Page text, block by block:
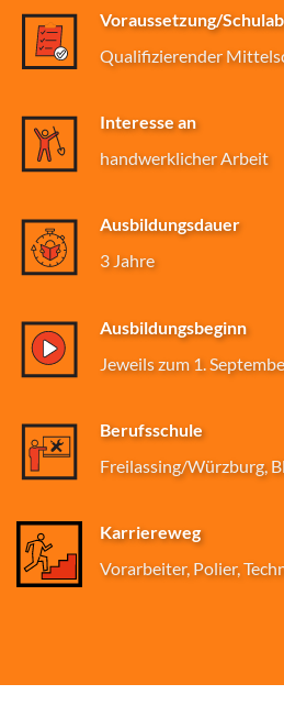
Voraussetzung/
Qualifizierender
Interesse an
handwerklicher Arbeit
Ausbildungsdauer
3 Jahre
Ausbildungsbeginn
Jeweils zum 1.
Berufsschule
Freilassing/Würzburg,
Karriereweg
Vorarbeiter, Polier,